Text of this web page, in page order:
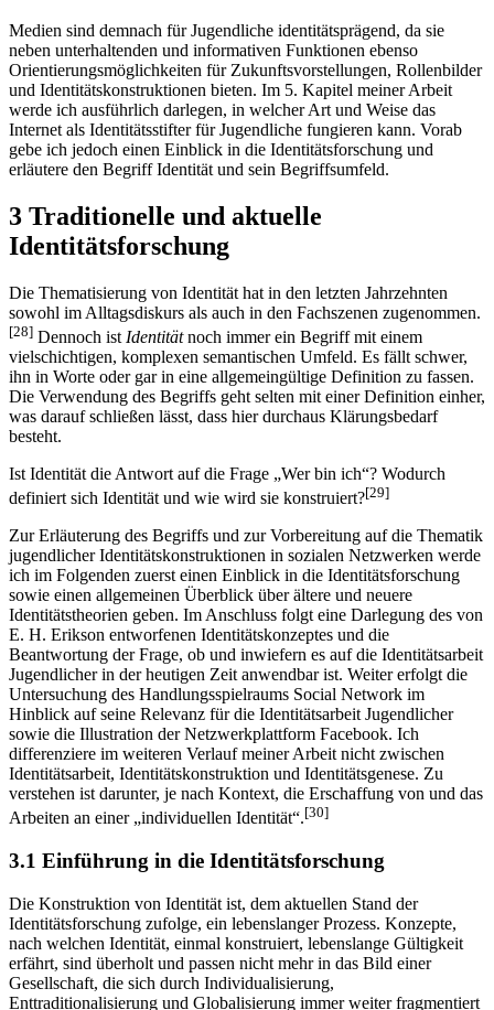
Medien sind demnach für Jugendliche identitätsprägend, da sie
neben unterhaltenden und informativen Funktionen ebenso
Orientierungsmöglichkeiten für Zukunfts­vorstellungen, Rollenbilder
und Identitäts­konstruktionen bieten. Im 5. Kapitel meiner Arbeit
werde ich ausführlich darlegen, in welcher Art und Weise das
Internet als Identitätsstifter für Jugendliche fungieren kann. Vorab
gebe ich jedoch einen Einblick in die Identitätsforschung und
erläutere den Begriff Identität und sein Begriffsumfeld.
3 Traditionelle und aktuelle
Identitätsforschung
Die Thematisierung von Identität hat in den letzten Jahrzehnten
sowohl im Alltags­diskurs als auch in den Fachszenen zugenommen.
[28] Dennoch ist Identitätnoch immer ein Begriff mit einem
vielschichtigen, komplexen semantischen Umfeld. Es fällt schwer,
ihn in Worte oder gar in eine allgemeingültige Definition zu fassen.
Die Verwendung des Begriffs geht selten mit einer Definition einher,
was darauf schließen lässt, dass hier durchaus Klärungsbedarf
besteht.
Ist Identität die Antwort auf die Frage „Wer bin ich“? Wodurch
definiert sich Identität und wie wird sie konstruiert?[29]
Zur Erläuterung des Begriffs und zur Vorbereitung auf die Thematik
jugendlicher Identitätskonstruktionen in sozialen Netzwerken werde
ich im Folgenden zuerst einen Einblick in die Identitätsforschung
sowie einen allgemeinen Überblick über ältere und neuere
Identitätstheorien geben. Im Anschluss folgt eine Darlegung des von
E. H. Erikson entworfenen Identitätskonzeptes und die
Beantwortung der Frage, ob und inwiefern es auf die Identitätsarbeit
Jugendlicher in der heutigen Zeit anwendbar ist. Weiter erfolgt die
Untersuchung des Handlungsspielraums Social Network im
Hinblick auf seine Relevanz für die Identitätsarbeit Jugendlicher
sowie die Illustration der Netzwerkplattform Facebook. Ich
differenziere im weiteren Verlauf meiner Arbeit nicht zwischen
Identitätsarbeit, Identitäts­konstruktion und Identitätsgenese. Zu
verstehen ist darunter, je nach Kontext, die Erschaffung von und das
Arbeiten an einer „individuellen Identität“.[30]
3.1 Einführung in die Identitätsforschung
Die Konstruktion von Identität ist, dem aktuellen Stand der
Identitätsforschung zufolge, ein lebenslanger Prozess. Konzepte,
nach welchen Identität, einmal konstruiert, lebenslange Gültigkeit
erfährt, sind überholt und passen nicht mehr in das Bild einer
Gesellschaft, die sich durch Individualisierung,
Enttraditionalisierung und Globalisierung immer weiter fragmentiert